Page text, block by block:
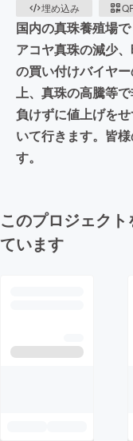
埋め込み
国内の真珠養殖場
アコヤ真珠の減少
の買い付けバイヤ
上、真珠の高騰等
負けずに値上げを
いて行きます。皆
す。
このプロジェク
ています